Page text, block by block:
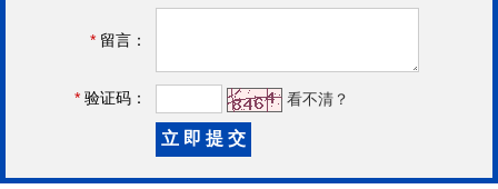
* 留言：
* 验证码： 看不清？